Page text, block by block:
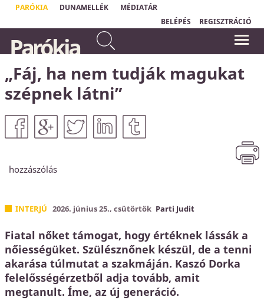
PARÓKIA DUNAMELLÉK
MÉDIATÁR
BELÉPÉS
REGISZTRÁCIÓ
Mert egyenesek az Úr útjai: az
igazak járnak rajtuk, a
vétkesek elbuknak rajtuk.
"Ha jó kézből vesszük a hírt, hogy
bízhatunk Benne, még ha nem is értjük
Őt és útjai rejtve maradnak is előttünk."
Matthias Claudius
Parókia
„Fáj, ha nem tudják magukat
szépnek látni”
hozzászólás
INTERJÚ 2026. június 25., csütörtök Parti Judit
Fiatal nőket támogat, hogy értéknek lássák a
nőiességüket. Szülésznőnek készül, de a tenni
akarása túlmutat a szakmáján. Kaszó Dorka
felelősségérzetből adja tovább, amit
megtanult. Íme, az új generáció.